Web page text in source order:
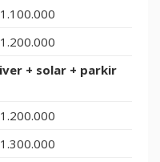
+ solar + parkir